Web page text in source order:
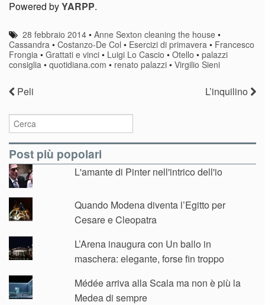
Powered byYARPP.
28 febbraio 2014 •Anne Sexton cleaning the house •
Cassandra • Costanzo-De Col • Esercizi di primavera • Francesco
Frongia • Grattati e vinci • Luigi Lo Cascio • Otello • palazzi
consiglia • quotidiana.com • renato palazzi • Virgilio Sieni
Peli L’inquilino
Post più popolari
L'amante di Pinter nell'intrico dell'io
Quando Modena diventa l’Egitto per
Cesare e Cleopatra
L’Arena inaugura con Un ballo in
maschera: elegante, forse fin troppo
Médée arriva alla Scala ma non è più la
Medea di sempre